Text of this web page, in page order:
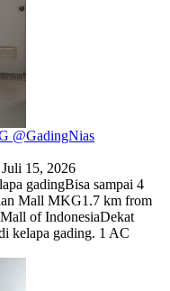
@GadingNias
Juli 15, 2026
gadingBisa sampai 4
Mall MKG1.7 km from
of IndonesiaDekat
kelapa gading. 1 AC